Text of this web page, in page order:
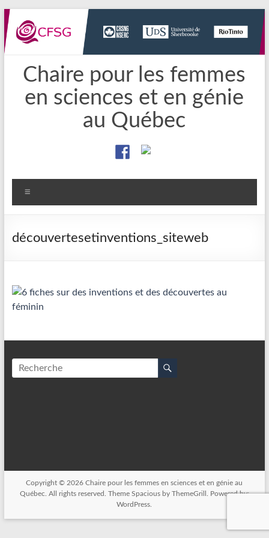
Aller
au
contenu
Chaire pour les femmes
en sciences et en génie
au Québec
découvertesetinventions_siteweb
Copyright © 2026Chaire pour les femmes en sciences et en génie au
Québec . All rights reserved. Theme Spaciousby ThemeGrill. Powered by:
WordPress